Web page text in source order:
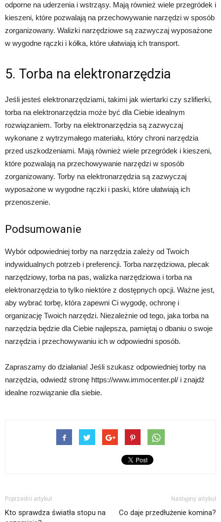
odporne na uderzenia i wstrząsy. Mają również wiele przegródek i
kieszeni, które pozwalają na przechowywanie narzędzi w sposób
zorganizowany. Walizki narzędziowe są zazwyczaj wyposażone
w wygodne rączki i kółka, które ułatwiają ich transport.
5. Torba na elektronarzędzia
Jeśli jesteś elektronarzędziami, takimi jak wiertarki czy szlifierki,
torba na elektronarzędzia może być dla Ciebie idealnym
rozwiązaniem. Torby na elektronarzędzia są zazwyczaj
wykonane z wytrzymałego materiału, który chroni narzędzia
przed uszkodzeniami. Mają również wiele przegródek i kieszeni,
które pozwalają na przechowywanie narzędzi w sposób
zorganizowany. Torby na elektronarzędzia są zazwyczaj
wyposażone w wygodne rączki i paski, które ułatwiają ich
przenoszenie.
Podsumowanie
Wybór odpowiedniej torby na narzędzia zależy od Twoich
indywidualnych potrzeb i preferencji. Torba narzędziowa, plecak
narzędziowy, torba na pas, walizka narzędziowa i torba na
elektronarzędzia to tylko niektóre z dostępnych opcji. Ważne jest,
aby wybrać torbę, która zapewni Ci wygodę, ochronę i
organizację Twoich narzędzi. Niezależnie od tego, jaka torba na
narzędzia będzie dla Ciebie najlepsza, pamiętaj o dbaniu o swoje
narzędzia i przechowywaniu ich w odpowiedni sposób.
Zapraszamy do działania! Jeśli szukasz odpowiedniej torby na
narzędzia, odwiedź stronę https://www.immocenter.pl/ i znajdź
idealne rozwiązanie dla siebie.
Poprzedni artykuł
Kto sprawdza światła stopu na
Następny artykuł
Co daje przedłużenie komina?